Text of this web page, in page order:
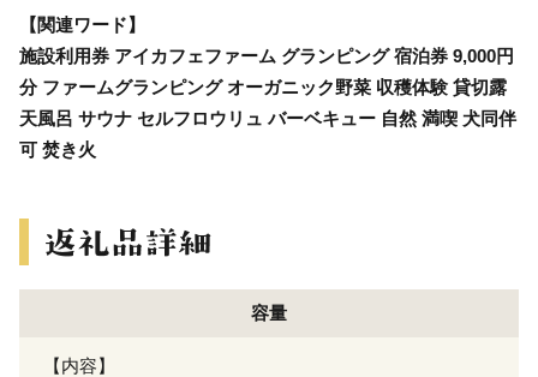
【関連ワード】
施設利用券 アイカフェファーム グランピング 宿泊券 9,000円
分 ファームグランピング オーガニック野菜 収穫体験 貸切露
天風呂 サウナ セルフロウリュ バーベキュー 自然 満喫 犬同伴
可 焚き火
容量
【内容】